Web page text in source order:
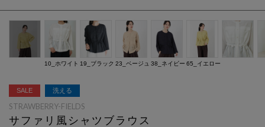
10_ホワイト 19_ブラック 23_ベージュ 38_ネイビー 65_イエロー
SALE 洗える
STRAWBERRY-FIELDS
サファリ風シャツブラウス